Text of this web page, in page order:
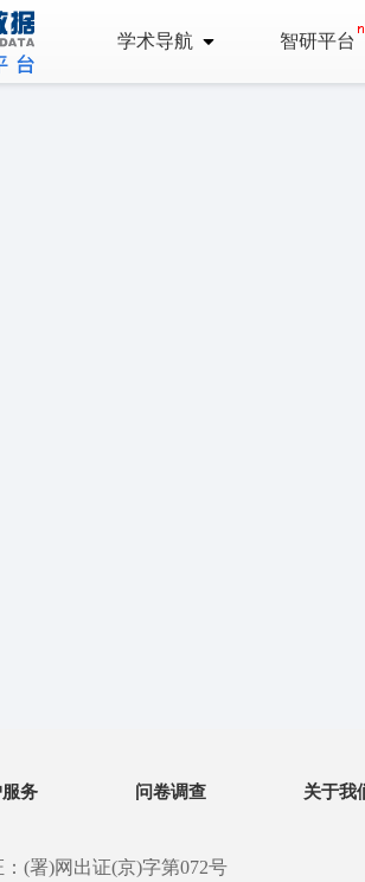
学术导航 智研平台
务 问卷调查 关于我
(署)网出证(京)字第072号